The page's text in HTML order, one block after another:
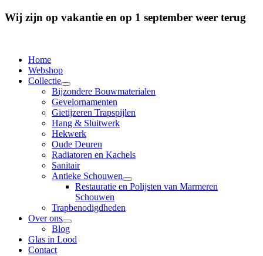
Wij zijn op vakantie en op 1 september weer terug
Home
Webshop
Collectie
Bijzondere Bouwmaterialen
Gevelornamenten
Gietijzeren Trapspijlen
Hang & Sluitwerk
Hekwerk
Oude Deuren
Radiatoren en Kachels
Sanitair
Antieke Schouwen
Restauratie en Polijsten van Marmeren
Schouwen
Trapbenodigdheden
Over ons
Blog
Glas in Lood
Contact